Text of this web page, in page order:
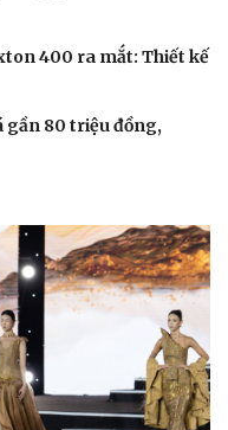
400 ra mắt: Thiết kế
80 triệu đồng,